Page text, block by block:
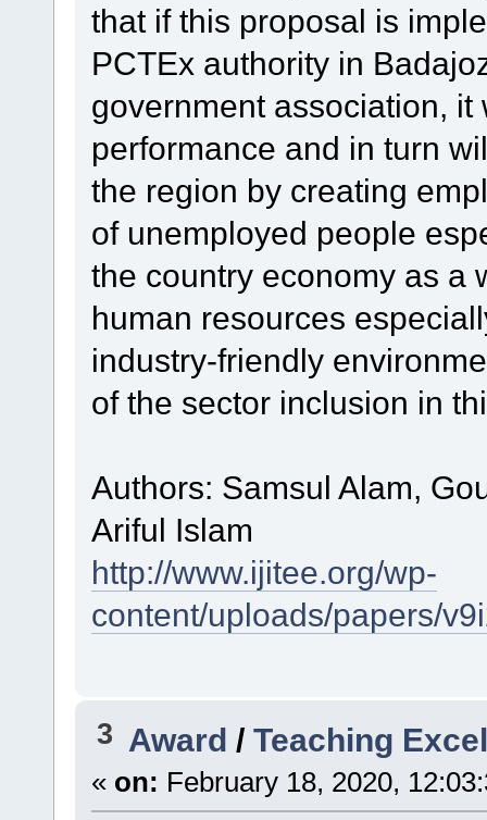
that if this proposal is
PCTEx authority in
government association,
performance and in turn
the region by creating
of unemployed people
the country economy as a
human resources
industry-friendly
of the sector inclusion in
Authors: Samsul Alam,
Ariful Islam
http://www.ijitee.org/wp-
content/uploads/papers/
3 Award /Teaching
« on: February 18, 2020,